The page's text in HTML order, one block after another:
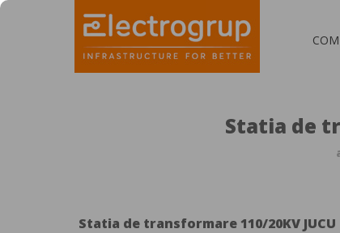
Statia de
Statia de transformare 110/20KV JUCU